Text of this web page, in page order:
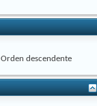
Orden descendente